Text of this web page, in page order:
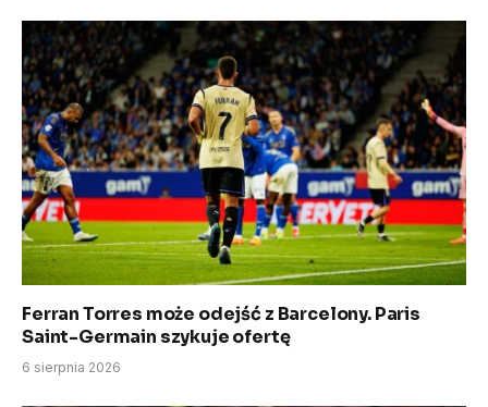
Ferran Torres może odejść z Barcelony. Paris
Saint-Germain szykuje ofertę
6 sierpnia 2026